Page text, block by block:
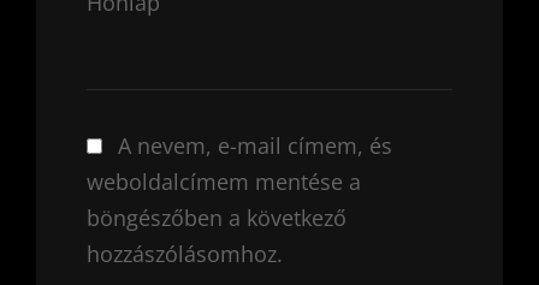
A nevem, e-mail címem, és
weboldalcímem mentése a
böngészőben a következő
hozzászólásomhoz.